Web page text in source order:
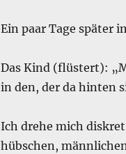
Ein paar Tage später
Das Kind (flüstert):
in den, der da hinten
Ich drehe mich
hübschen,